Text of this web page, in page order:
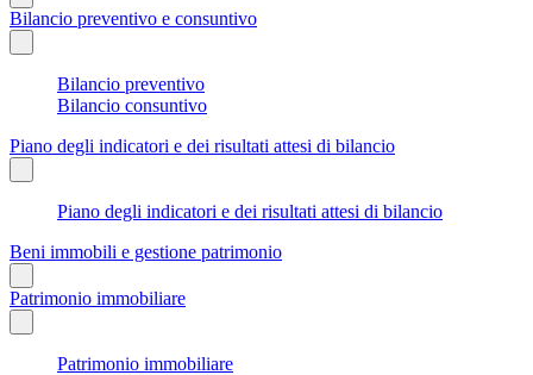
Bilancio preventivo e consuntivo
Bilancio preventivo
Bilancio consuntivo
Piano degli indicatori e dei risultati attesi di bilancio
Piano degli indicatori e dei risultati attesi di bilancio
Beni immobili e gestione patrimonio
Patrimonio immobiliare
Patrimonio immobiliare